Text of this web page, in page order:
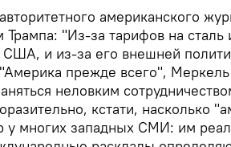
американского
Трампа: "Из-за тарифов на
и из-за его внешней
прежде всего",
неловким
кстати, насколько
у многих западных СМИ: им